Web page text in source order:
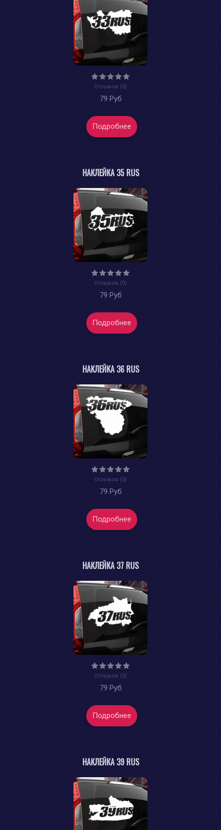
Отзывов (0)
79 Руб
Подробнее
НАКЛЕЙКА 35 RUS
Отзывов (0)
79 Руб
Подробнее
НАКЛЕЙКА 36 RUS
Отзывов (0)
79 Руб
Подробнее
НАКЛЕЙКА 37 RUS
Отзывов (0)
79 Руб
Подробнее
НАКЛЕЙКА 39 RUS